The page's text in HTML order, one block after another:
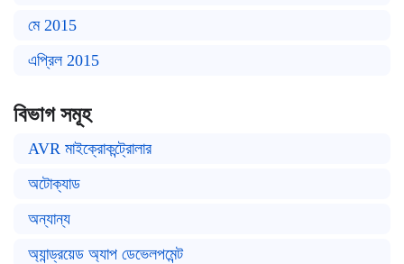
মে 2015
এপ্রিল 2015
বিভাগ সমূহ
AVR মাইক্রোকন্ট্রোলার
অটোক্যাড
অন্যান্য
অ্যান্ড্রয়েড অ্যাপ ডেভেলপমেন্ট